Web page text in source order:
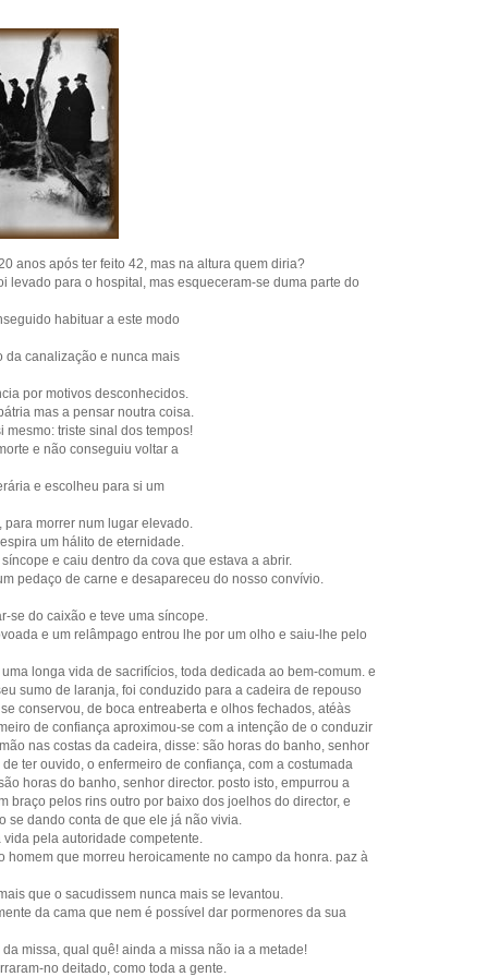
anos após ter feito 42, mas na altura quem diria?
levado para o hospital, mas esqueceram-se duma parte do
habituar a este modo
da canalização e nunca mais
por motivos desconhecidos.
mas a pensar noutra coisa.
triste sinal dos tempos!
e não conseguiu voltar a
e escolheu para si um
morrer num lugar elevado.
um hálito de eternidade.
e caiu dentro da cova que estava a abrir.
pedaço de carne e desapareceu do nosso convívio.
se do caixão e teve uma síncope.
e um relâmpago entrou lhe por um olho e saiu-lhe pelo
longa vida de sacrifícios, toda dedicada ao bem-comum. e
sumo de laranja, foi conduzido para a cadeira de repouso
conservou, de boca entreaberta e olhos fechados, atéàs
de confiança aproximou-se com a intenção de o conduzir
nas costas da cadeira, disse: são horas do banho, senhor
ter ouvido, o enfermeiro de confiança, com a costumada
horas do banho, senhor director. posto isto, empurrou a
braço pelos rins outro por baixo dos joelhos do director, e
se dando conta de que ele já não vivia.
pela autoridade competente.
homem que morreu heroicamente no campo da honra. paz à
que o sacudissem nunca mais se levantou.
da cama que nem é possível dar pormenores da sua
missa, qual quê! ainda a missa não ia a metade!
no deitado, como toda a gente.